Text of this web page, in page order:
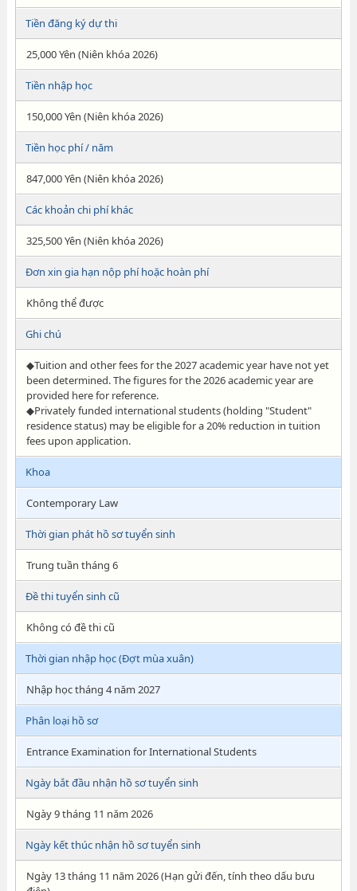
Tiền đăng ký dự thi
25,000 Yên (Niên khóa 2026)
Tiền nhập học
150,000 Yên (Niên khóa 2026)
Tiền học phí / năm
847,000 Yên (Niên khóa 2026)
Các khoản chi phí khác
325,500 Yên (Niên khóa 2026)
Đơn xin gia hạn nộp phí hoặc hoàn phí
Không thể được
Ghi chú
◆Tuition and other fees for the 2027 academic year have not yet
been determined. The figures for the 2026 academic year are
provided here for reference.
◆Privately funded international students (holding "Student"
residence status) may be eligible for a 20% reduction in tuition
fees upon application.
Khoa
Contemporary Law
Thời gian phát hồ sơ tuyển sinh
Trung tuần tháng 6
Đề thi tuyển sinh cũ
Không có đề thi cũ
Thời gian nhập học (Đợt mùa xuân)
Nhập học tháng 4 năm 2027
Phân loại hồ sơ
Entrance Examination for International Students
Ngày bắt đầu nhận hồ sơ tuyển sinh
Ngày 9 tháng 11 năm 2026
Ngày kết thúc nhận hồ sơ tuyển sinh
Ngày 13 tháng 11 năm 2026 (Hạn gửi đến, tính theo dấu bưu